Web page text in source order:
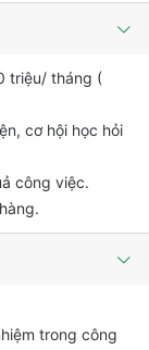
triệu/ tháng (
cơ hội học hỏi
công việc.
trong công